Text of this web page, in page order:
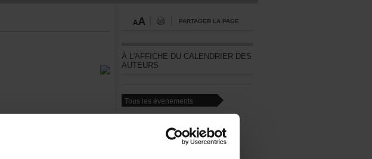
PARTAGERLAPAGE
ÀL'AFFICHEDUCALENDRIERDES
AUTEURS
Touslesévénements